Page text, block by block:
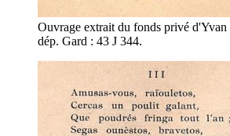
Ouvrage extrait du fonds privé d'Yvan
dép. Gard : 43 J 344.